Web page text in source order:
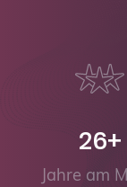
26+
Jahre am